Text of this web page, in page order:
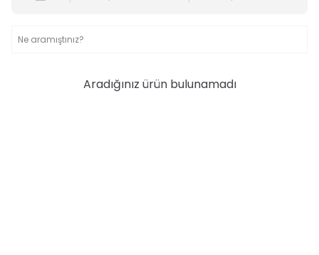
Aradığınız ürün bulunamadı